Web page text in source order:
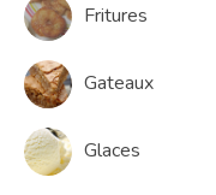
Fritures
Gateaux
Glaces